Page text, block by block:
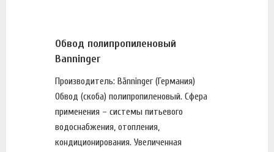
Обвод полипропиленовый
Banninger
Производитель: Bänninger (Германия)
Обвод (скоба) полипропиленовый. Сфера
применения – системы питьевого
водоснабжения, отопления,
кондиционирования. Увеличенная